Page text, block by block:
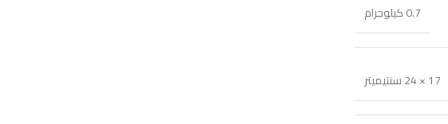
0.7 كيلوجرام
17 × 24 سنتيميتر